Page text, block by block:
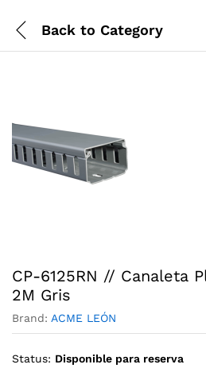
Back to Category
CP-6125RN // Canaleta
2M Gris
Brand: ACME LEÓN
Status: Disponible para reserva